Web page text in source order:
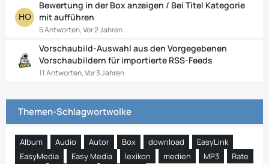
Bewertung in der Box anzeigen / Bei Titel Kategorie
mit aufführen
5 Antworten, Vor 2 Jahren
Vorschaubild-Auswahl aus den Vorgegebenen
Vorschaubildern für importierte RSS-Feeds
11 Antworten, Vor 3 Jahren
Themen-Schlagwortwolke
Album Audio Autor Box download
EasyLink
EasyMedia
Easy Media lexikon medien MP3
Rate